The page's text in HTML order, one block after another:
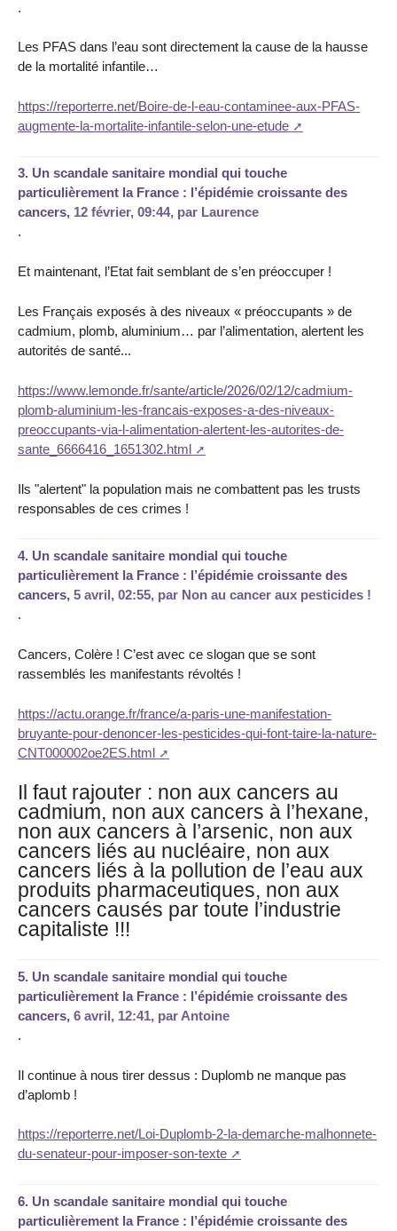
.
Les PFAS dans l’eau sont directement la cause de la hausse
de la mortalité infantile…
https://reporterre.net/Boire-de-l-eau-contaminee-aux-PFAS-
augmente-la-mortalite-infantile-selon-une-etude
3. Un scandale sanitaire mondial qui touche
particulièrement la France : l’épidémie croissante des
cancers, 12 février, 09:44, par Laurence
.
Et maintenant, l’Etat fait semblant de s’en préoccuper !
Les Français exposés à des niveaux « préoccupants » de
cadmium, plomb, aluminium… par l’alimentation, alertent les
autorités de santé...
https://www.lemonde.fr/sante/article/2026/02/12/cadmium-
plomb-aluminium-les-francais-exposes-a-des-niveaux-
preoccupants-via-l-alimentation-alertent-les-autorites-de-
sante_6666416_1651302.html
Ils "alertent" la population mais ne combattent pas les trusts
responsables de ces crimes !
4. Un scandale sanitaire mondial qui touche
particulièrement la France : l’épidémie croissante des
cancers, 5 avril, 02:55, par Non au cancer aux pesticides !
.
Cancers, Colère ! C’est avec ce slogan que se sont
rassemblés les manifestants révoltés !
https://actu.orange.fr/france/a-paris-une-manifestation-
bruyante-pour-denoncer-les-pesticides-qui-font-taire-la-nature-
CNT000002oe2ES.html
Il faut rajouter : non aux cancers au
cadmium, non aux cancers à l’hexane,
non aux cancers à l’arsenic, non aux
cancers liés au nucléaire, non aux
cancers liés à la pollution de l’eau aux
produits pharmaceutiques, non aux
cancers causés par toute l’industrie
capitaliste !!!
5. Un scandale sanitaire mondial qui touche
particulièrement la France : l’épidémie croissante des
cancers, 6 avril, 12:41, par Antoine
.
Il continue à nous tirer dessus : Duplomb ne manque pas
d’aplomb !
https://reporterre.net/Loi-Duplomb-2-la-demarche-malhonnete-
du-senateur-pour-imposer-son-texte
6. Un scandale sanitaire mondial qui touche
particulièrement la France : l’épidémie croissante des